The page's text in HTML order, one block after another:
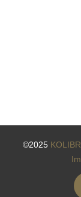
©2025